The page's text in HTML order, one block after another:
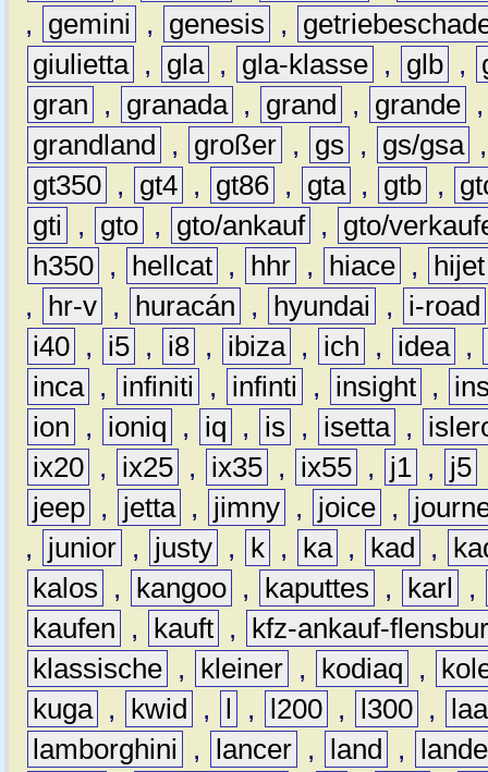
,
gemini , genesis ,
giulietta , gla , gla-klasse , glb ,
gran
, granada , grand , grande
grandland
, großer , gs , gs/gsa
gt350 , gt4 , gt86 , gta , gtb ,
gti
, gto , gto/ankauf ,
gto/
h350 , hellcat , hhr , hiace ,
hijet
,
hr-v , huracán , hyundai ,
i-road
i40 , i5 , i8 , ibiza , ich , idea ,
inca , infiniti , infinti , insight ,
ion
, ioniq , iq , is , isetta ,
ix20 , ix25 , ix35 , ix55 , j1 , j5
jeep , jetta , jimny , joice ,
,
junior , justy , k , ka , kad ,
kalos
, kangoo , kaputtes , karl
,
kaufen
, kauft ,
kfz-ankauf-
klassische , kleiner , kodiaq ,
kuga , kwid , l , l200 , l300 ,
lamborghini
, lancer , land ,